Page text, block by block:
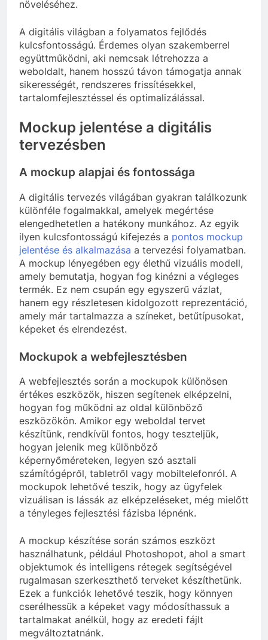
növeléséhez.
A digitális világban a folyamatos fejlődés
kulcsfontosságú. Érdemes olyan szakemberrel
együttműködni, aki nemcsak létrehozza a
weboldalt, hanem hosszú távon támogatja annak
sikerességét, rendszeres frissítésekkel,
tartalomfejlesztéssel és optimalizálással.
Mockup jelentése a digitális
tervezésben
A mockup alapjai és fontossága
A digitális tervezés világában gyakran találkozunk
különféle fogalmakkal, amelyek megértése
elengedhetetlen a hatékony munkához. Az egyik
ilyen kulcsfontosságú kifejezés a pontos mockup
jelentése és alkalmazása a tervezési folyamatban.
A mockup lényegében egy élethű vizuális modell,
amely bemutatja, hogyan fog kinézni a végleges
termék. Ez nem csupán egy egyszerű vázlat,
hanem egy részletesen kidolgozott reprezentáció,
amely már tartalmazza a színeket, betűtípusokat,
képeket és elrendezést.
Mockupok a webfejlesztésben
A webfejlesztés során a mockupok különösen
értékes eszközök, hiszen segítenek elképzelni,
hogyan fog működni az oldal különböző
eszközökön. Amikor egy weboldal tervet
készítünk, rendkívül fontos, hogy teszteljük,
hogyan jelenik meg különböző
képernyőméreteken, legyen szó asztali
számítógépről, tabletről vagy mobiltelefonról. A
mockupok lehetővé teszik, hogy az ügyfelek
vizuálisan is lássák az elképzeléseket, még mielőtt
a tényleges fejlesztési fázisba lépnénk.
A mockup készítése során számos eszközt
használhatunk, például Photoshopot, ahol a smart
objektumok és intelligens rétegek segítségével
rugalmasan szerkeszthető terveket készíthetünk.
Ezek a funkciók lehetővé teszik, hogy könnyen
cserélhessük a képeket vagy módosíthassuk a
tartalmakat anélkül, hogy az eredeti fájlt
megváltoztatnánk.